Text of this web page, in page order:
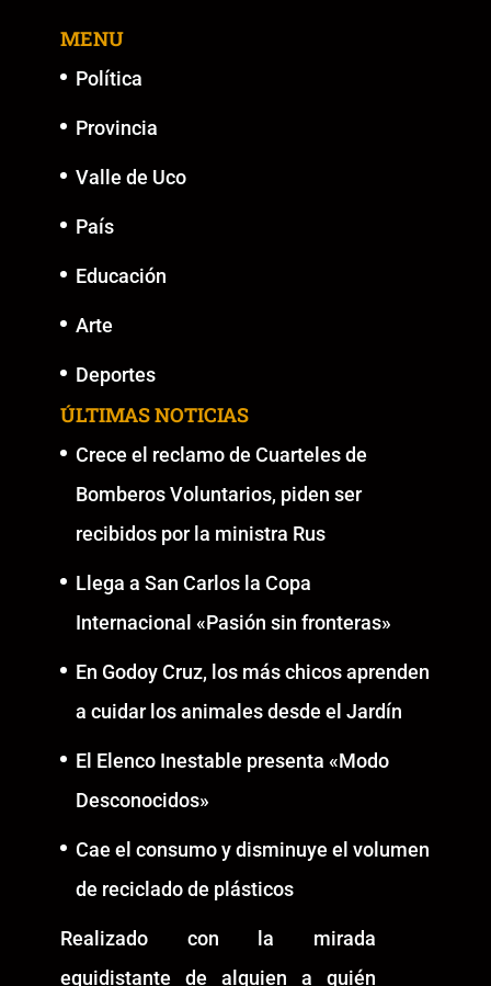
o
k
MENU
Política
Provincia
Valle de Uco
País
Educación
Arte
Deportes
ÚLTIMAS NOTICIAS
Crece el reclamo de Cuarteles de
Bomberos Voluntarios, piden ser
recibidos por la ministra Rus
Llega a San Carlos la Copa
Internacional «Pasión sin fronteras»
En Godoy Cruz, los más chicos aprenden
a cuidar los animales desde el Jardín
El Elenco Inestable presenta «Modo
Desconocidos»
Cae el consumo y disminuye el volumen
de reciclado de plásticos
Realizado con la mirada
equidistante de alguien a quién